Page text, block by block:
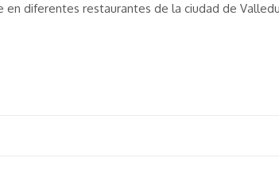
en diferentes restaurantes de la ciudad de